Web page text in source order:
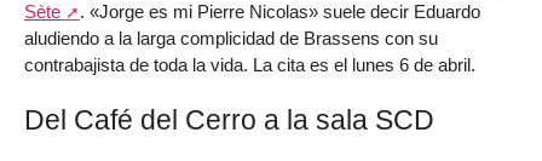
Sète
. «Jorge es mi Pierre Nicolas» suele decir Eduardo
aludiendo a la larga complicidad de Brassens con su
contrabajista de toda la vida. La cita es el lunes 6 de abril.
Del Café del Cerro a la sala SCD